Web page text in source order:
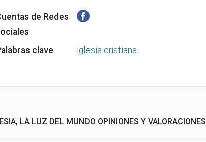
de Redes
clave
iglesia cristiana
LA LUZ DEL MUNDO OPINIONES Y VALORACIONES